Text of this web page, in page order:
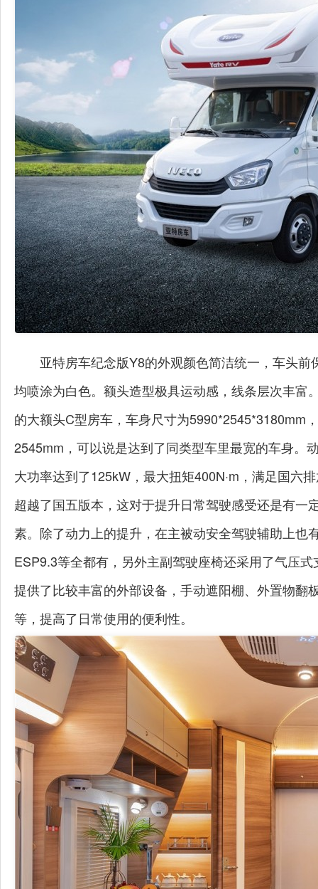
亚特房车纪念版Y8的外观颜色简洁统一，车头
均喷涂为白色。额头造型极具运动感，线条层次丰
的大额头C型房车，车身尺寸为5990*2545*3180mm
2545mm，可以说是达到了同类型车里最宽的车身。
大功率达到了125kW，最大扭矩400N·m，满足国六
超越了国五版本，这对于提升日常驾驶感受还是有
素。除了动力上的提升，在主被动安全驾驶辅助上也
ESP9.3等全都有，另外主副驾驶座椅还采用了气压
提供了比较丰富的外部设备，手动遮阳棚、外置物
等，提高了日常使用的便利性。